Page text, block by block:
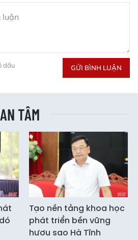
dấu GỬI BÌNH LUẬN
TÂM
Tạo nền tảng khoa học
phát triển bền vững
hươu sao Hà Tĩnh